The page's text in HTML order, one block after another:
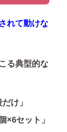
れて動けな
る典型的な
け」
×6セット」